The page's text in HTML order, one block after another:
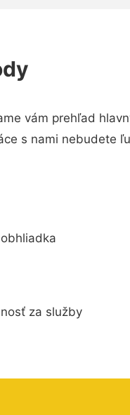
vám prehľad
s nami nebudete
za služby